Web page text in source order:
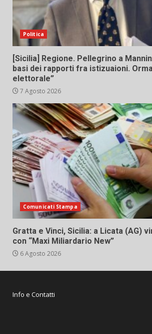
Politica
[Sicilia] Regione. Pellegrino a
basi dei rapporti fra istizuaioni.
elettorale”
7 Agosto 2026
Comunicati Stampa
Gratta e Vinci, Sicilia: a Licata (AG)
con “Maxi Miliardario New”
6 Agosto 2026
Info e Contatti